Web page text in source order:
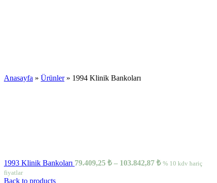
Anasayfa » Ürünler» 1994 Klinik Bankoları
1993 Klinik Bankoları 79.409,25 ₺ – 103.842,87 ₺ % 10 kdv hariç
fiyatlar
Back to products